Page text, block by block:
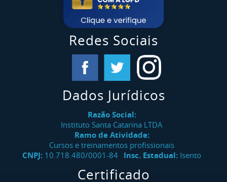
Redes Sociais
Dados Jurídicos
Razão Social:
Instituto Santa Catarina LTDA
Ramo de Atividade:
Cursos e treinamentos profissionais
CNPJ: 10.718.480/0001-84 Insc. Estadual: Isento
Certificado